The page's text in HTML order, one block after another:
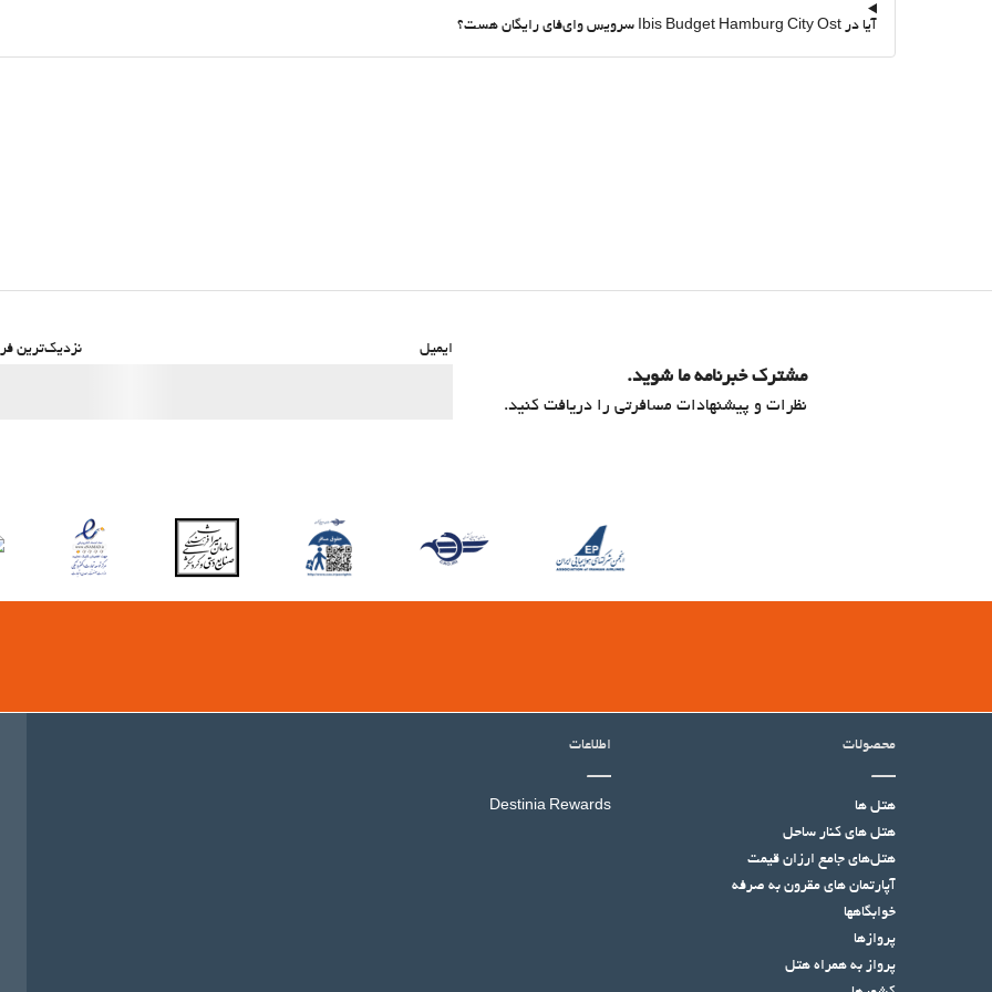
آیا در Ibis Budget Hamburg City Ost سرویس وای‌فای رایگان هست؟
مشترک خبرنامه ما شوید.
نظرات و پیشنهادات مسافرتی را دریافت کنید.
ایمیل نزدیک‌ترین
محصولات
هتل ها
هتل‌ های کنار ساحل
هتل‌های جامع ارزان قیمت
آپارتمان های مقرون به صرفه
خوابگاهها
پروازها
پرواز به همراه هتل
اطلاعات
Destinia Rewards